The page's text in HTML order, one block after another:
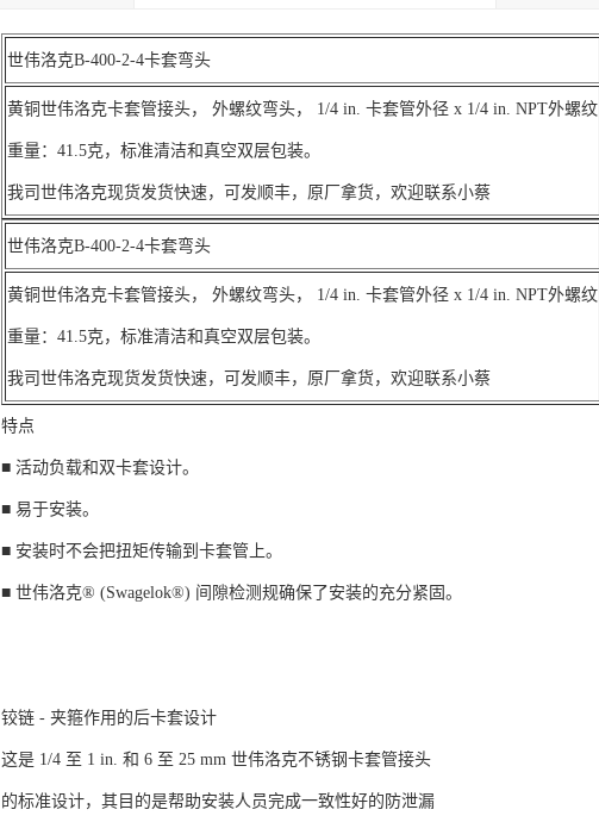
世伟洛克B-400-2-4卡套弯头
黄铜世伟洛克卡套管接头， 外螺纹弯头， 1/4 in. 卡套管外径 x 1/4 in. NPT外螺纹
重量：41.5克，标准清洁和真空双层包装。
我司世伟洛克现货发货快速，可发顺丰，原厂拿货，欢迎联系小蔡
世伟洛克B-400-2-4卡套弯头
黄铜世伟洛克卡套管接头， 外螺纹弯头， 1/4 in. 卡套管外径 x 1/4 in. NPT外螺纹
重量：41.5克，标准清洁和真空双层包装。
我司世伟洛克现货发货快速，可发顺丰，原厂拿货，欢迎联系小蔡
特点
■ 活动负载和双卡套设计。
■ 易于安装。
■ 安装时不会把扭矩传输到卡套管上。
■ 世伟洛克® (Swagelok®) 间隙检测规确保了安装的充分紧固。
铰链 - 夹箍作用的后卡套设计
这是 1/4 至 1 in. 和 6 至 25 mm 世伟洛克不锈钢卡套管接头
的标准设计，其目的是帮助安装人员完成一致性好的防泄漏